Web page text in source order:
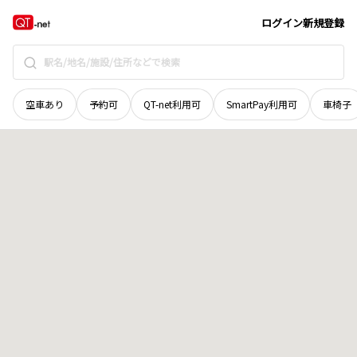
ログイン新規登録
空車あり 予約可 QT-net利用可 SmartPay利用可 車椅子
山梨県